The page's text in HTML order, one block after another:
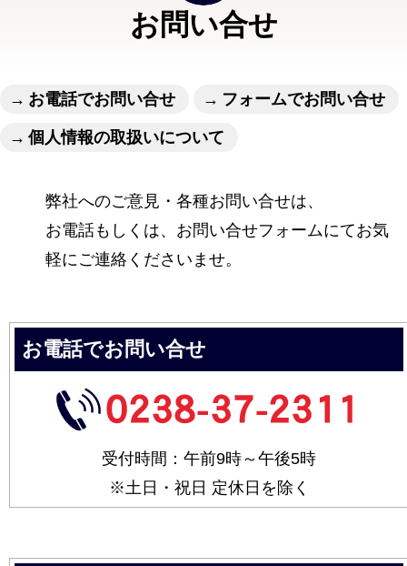
お問い合せ
お電話でお問い合せ フォームでお問い合せ
個人情報の取扱いについて
弊社へのご意見・各種お問い合せは、
お電話もしくは、お問い合せフォームにてお気
軽にご連絡くださいませ。
お電話でお問い合せ
受付時間：午前9時～午後5時
※土日・祝日 定休日を除く